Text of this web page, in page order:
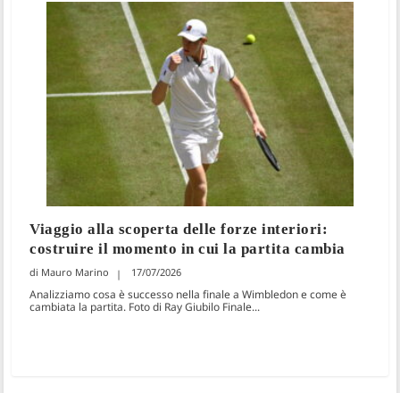
Viaggio alla scoperta delle forze interiori:
costruire il momento in cui la partita cambia
Mauro Marino 17/07/2026
Analizziamo cosa è successo nella finale a Wimbledon e come è
cambiata la partita. Foto di Ray Giubilo Finale...